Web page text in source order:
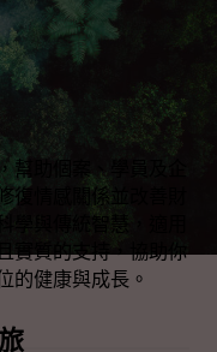
幫助個案、學員及企
復情感關係並改善財
學與傳統智慧，適用
實質的支持，協助你
的健康與成長。